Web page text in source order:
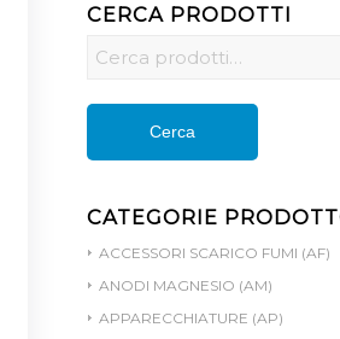
CERCA PRODOTTI
Cerca
CATEGORIE
ACCESSORI SCARICO FUMI (AF)
ANODI MAGNESIO (AM)
APPARECCHIATURE (AP)